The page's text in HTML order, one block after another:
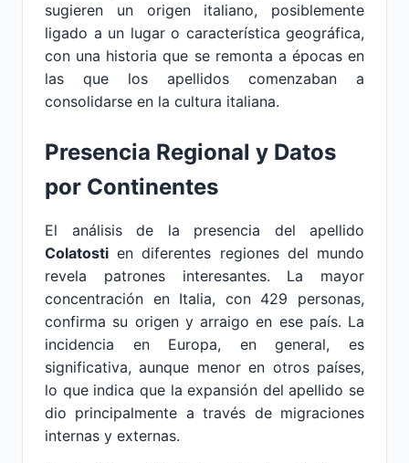
sugieren un origen italiano, posiblemente
ligado a un lugar o característica geográfica,
con una historia que se remonta a épocas en
las que los apellidos comenzaban a
consolidarse en la cultura italiana.
Presencia Regional y Datos
por Continentes
El análisis de la presencia del apellido
Colatosti en diferentes regiones del mundo
revela patrones interesantes. La mayor
concentración en Italia, con 429 personas,
confirma su origen y arraigo en ese país. La
incidencia en Europa, en general, es
significativa, aunque menor en otros países,
lo que indica que la expansión del apellido se
dio principalmente a través de migraciones
internas y externas.